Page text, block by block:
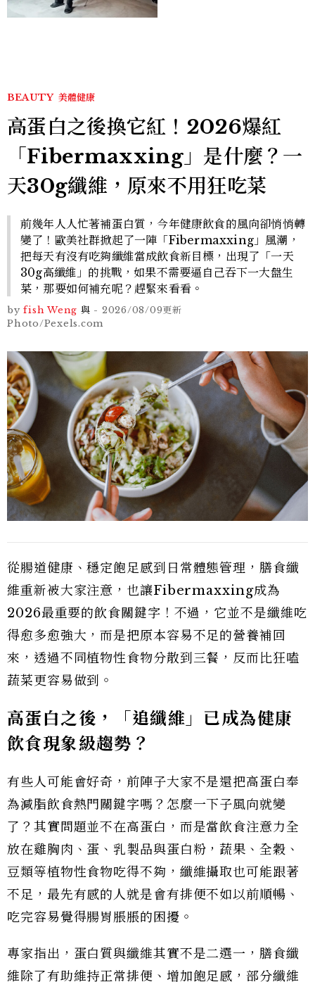
BEAUTY 美體健康
高蛋白之後換它紅！2026爆紅
「Fibermaxxing」是什麼？一
天30g纖維，原來不用狂吃菜
前幾年人人忙著補蛋白質，今年健康飲食的風向卻悄悄轉
變了！歐美社群掀起了一陣「Fibermaxxing」風潮，
把每天有沒有吃夠纖維當成飲食新目標，出現了「一天
30g高纖維」的挑戰，如果不需要逼自己吞下一大盤生
菜，那要如何補充呢？趕緊來看看。
by fish Weng 與 - 2026/08/09更新
Photo/Pexels.com
從腸道健康、穩定飽足感到日常體態管理，膳食纖
維重新被大家注意，也讓Fibermaxxing成為
2026最重要的飲食關鍵字！不過，它並不是纖維吃
得愈多愈強大，而是把原本容易不足的營養補回
來，透過不同植物性食物分散到三餐，反而比狂嗑
蔬菜更容易做到。
高蛋白之後，「追纖維」已成為健康
飲食現象級趨勢？
有些人可能會好奇，前陣子大家不是還把高蛋白奉
為減脂飲食熱門關鍵字嗎？怎麼一下子風向就變
了？其實問題並不在高蛋白，而是當飲食注意力全
放在雞胸肉、蛋、乳製品與蛋白粉，蔬果、全穀、
豆類等植物性食物吃得不夠，纖維攝取也可能跟著
不足，最先有感的人就是會有排便不如以前順暢、
吃完容易覺得腸胃脹脹的困擾。
專家指出，蛋白質與纖維其實不是二選一，膳食纖
維除了有助維持正常排便、增加飽足感，部分纖維